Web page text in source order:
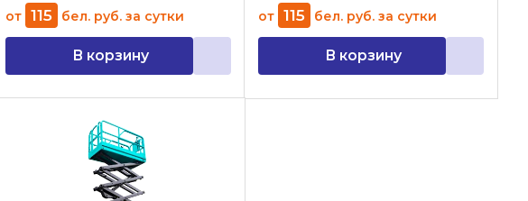
от 115 бел. руб. за сутки
В корзину
от 115 бел. руб. за сутки
В корзину